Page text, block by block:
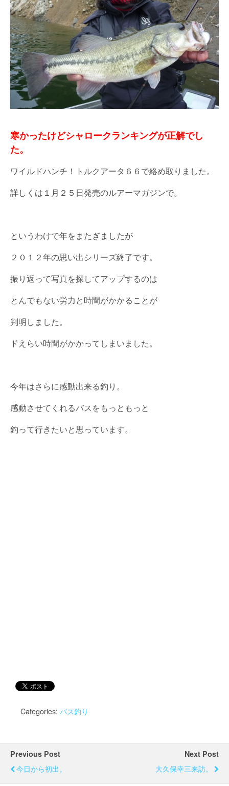
寒かったけどシャロークランキングが正解でし
た。
ワイルドハンチ！トルクアータ６６で絡め取りました。
詳しくは１月２５日発売のルアーマガジンで。
というわけで年をまたぎましたが
２０１２年の思い出シリーズ終了です。
振り返って写真を探してアップするのは
とんでもない労力と時間がかかることが
判明しました。
ドえらい時間がかかってしまいました。
今年はさらに感動出来る釣り。
感動させてくれるバスをもっともっと
釣って行きたいと思っています。
Categories: バス釣り
Previous Post
今日から初出。
Next Post
大久保幸三来訪。